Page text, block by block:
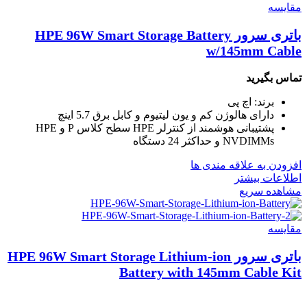
مقایسه
باتری سرور HPE 96W Smart Storage Battery
w/145mm Cable
تماس بگیرید
برند: اچ پی
دارای هالوژن کم و یون لیتیوم و کابل برق 5.7 اینچ
پشتیبانی هوشمند از کنترلر HPE سطح کلاس P و HPE
NVDIMMs و حداکثر 24 دستگاه
افزودن به علاقه مندی ها
اطلاعات بیشتر
مشاهده سریع
مقایسه
باتری سرور HPE 96W Smart Storage Lithium-ion
Battery with 145mm Cable Kit